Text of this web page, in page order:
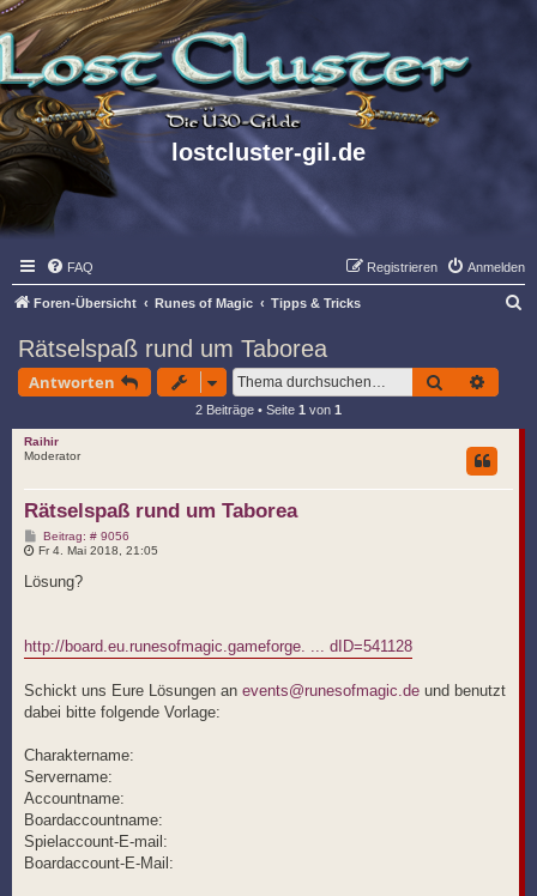
lostcluster-gil.de
FAQ Anmelden
Registrieren
Foren-Übersicht Runes of Magic Tipps & Tricks
Rätselspaß rund um Taborea
Antworten Suche
2 Beiträge • Seite 1 von 1
Raihir
Moderator
Rätselspaß rund um Taborea
Beitrag: # 9056B
e
Fr 4. Mai 2018, 21:05
Lösung?
http://board.eu.runesofmagic.gameforge. ... dID=541128
Schickt uns Eure Lösungen an events@runesofmagic.de und benutzt
dabei bitte folgende Vorlage:
Charaktername:
Servername:
Accountname:
Boardaccountname:
Spielaccount-E-mail:
Boardaccount-E-Mail: